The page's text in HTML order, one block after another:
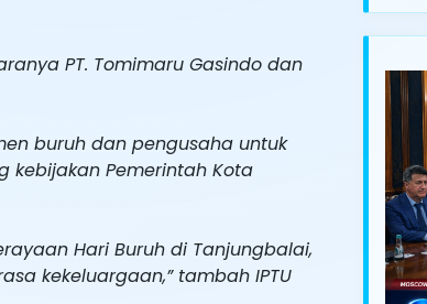
PT. Tomimaru Gasindo dan
buruh dan pengusaha untuk
kebijakan Pemerintah Kota
Hari Buruh di Tanjungbalai,
kekeluargaan,” tambah IPTU